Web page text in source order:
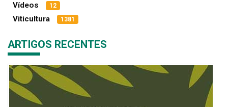
Vídeos 12
Viticultura 1381
ARTIGOS RECENTES